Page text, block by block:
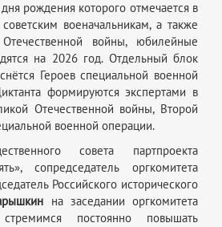
рождения которого отмечается в
военачальникам, а также
войны, юбилейные
на 2026 год. Отдельный блок
Героев специальной военной
формируются экспертами в
Отечественной войны, Второй
военной операции.
совета партпроекта
сопредседатель оргкомитета
Российского исторического
на заседании оргкомитета
постоянно повышать